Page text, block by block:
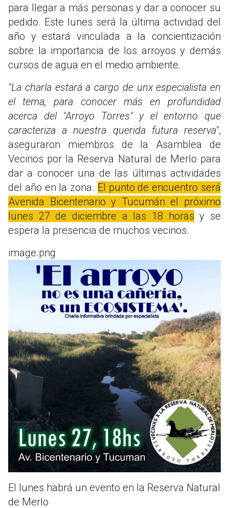
para llegar a más personas y dar a conocer su
pedido. Este lunes será la última actividad del
año y estará vinculada a la concientización
sobre la importancia de los arroyos y demás
cursos de agua en el medio ambiente.
"La charla estará a cargo de unx especialista en
el tema, para conocer más en profundidad
acerca del "Arroyo Torres" y el entorno que
caracteriza a nuestra querida futura reserva",
aseguraron miembros de la Asamblea de
Vecinos por la Reserva Natural de Merlo para
dar a conocer una de las últimas actividades
del año en la zona. El punto de encuentro será
Avenida Bicentenario y Tucumán el próximo
lunes 27 de diciembre a las 18 horas y se
espera la presencia de muchos vecinos.
image.png
El lunes habrá un evento en la Reserva Natural
de Merlo